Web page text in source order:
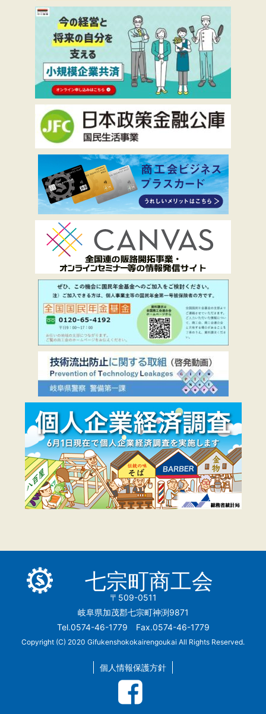
七宗町商工会
〒509-0511
岐阜県加茂郡七宗町神渕9871
Tel.0574-46-1779 Fax.0574-46-1779
Copyright (C) 2020 Gifukenshokokairengoukai All Rights Reserved.
個人情報保護方針